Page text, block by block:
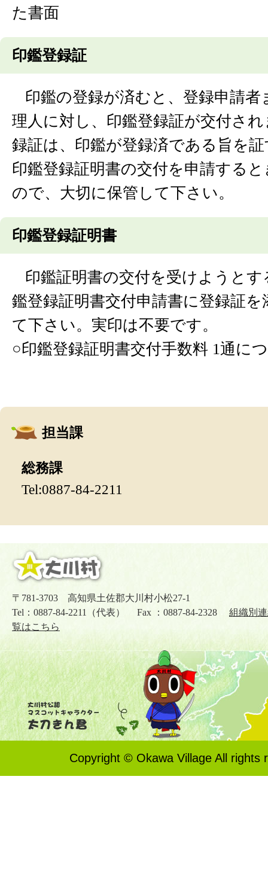
た書面
印鑑登録証
印鑑の登録が済むと、登録申請者
理人に対し、印鑑登録証が交付さ
録証は、印鑑が登録済である旨を
印鑑登録証明書の交付を申請する
ので、大切に保管して下さい。
印鑑登録証明書
印鑑証明書の交付を受けようとす
鑑登録証明書交付申請書に登録証
て下さい。実印は不要です。
○印鑑登録証明書交付手数料 1通に
担当課
総務課
Tel:0887-84-2211
〒781-3703 高知県土佐郡大川村小松27-1
Tel：0887-84-2211（代表） Fax ：0887-84-2328 組織別
覧はこちら
Copyright © Okawa Village All rights